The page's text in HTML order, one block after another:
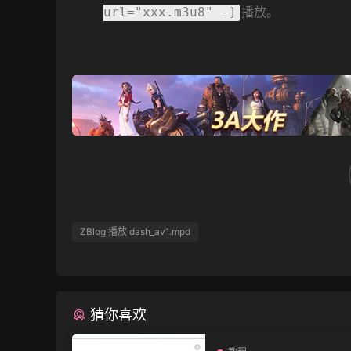
url="xxx.m3u8" -] 播放。
ZBlog 播放 dash_av1.mpd
猜你喜欢